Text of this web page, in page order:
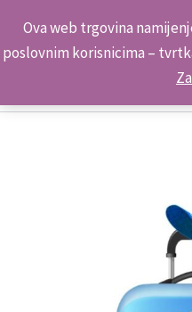
Ova web trgovina
poslovnim korisnicima –
content
Kontakt